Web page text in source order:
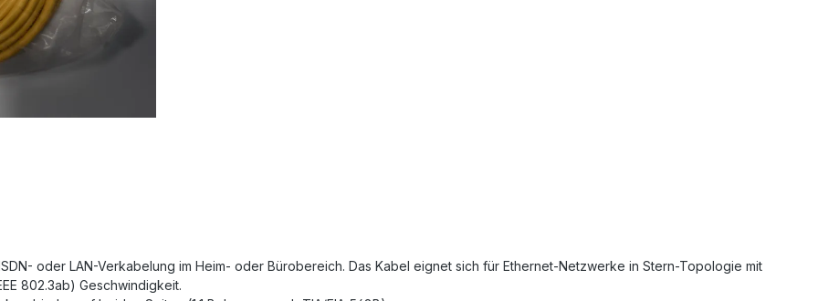
oder LAN-Verkabelung im Heim- oder Bürobereich. Das Kabel eignet sich für Ethernet-Netzwerke in Stern-Topologie mit
802.3ab) Geschwindigkeit.